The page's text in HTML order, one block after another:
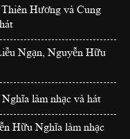
Hương và Cung
Ngạn, Nguyễn Hữu
làm nhạc và hát
Hữu Nghĩa làm nhạc